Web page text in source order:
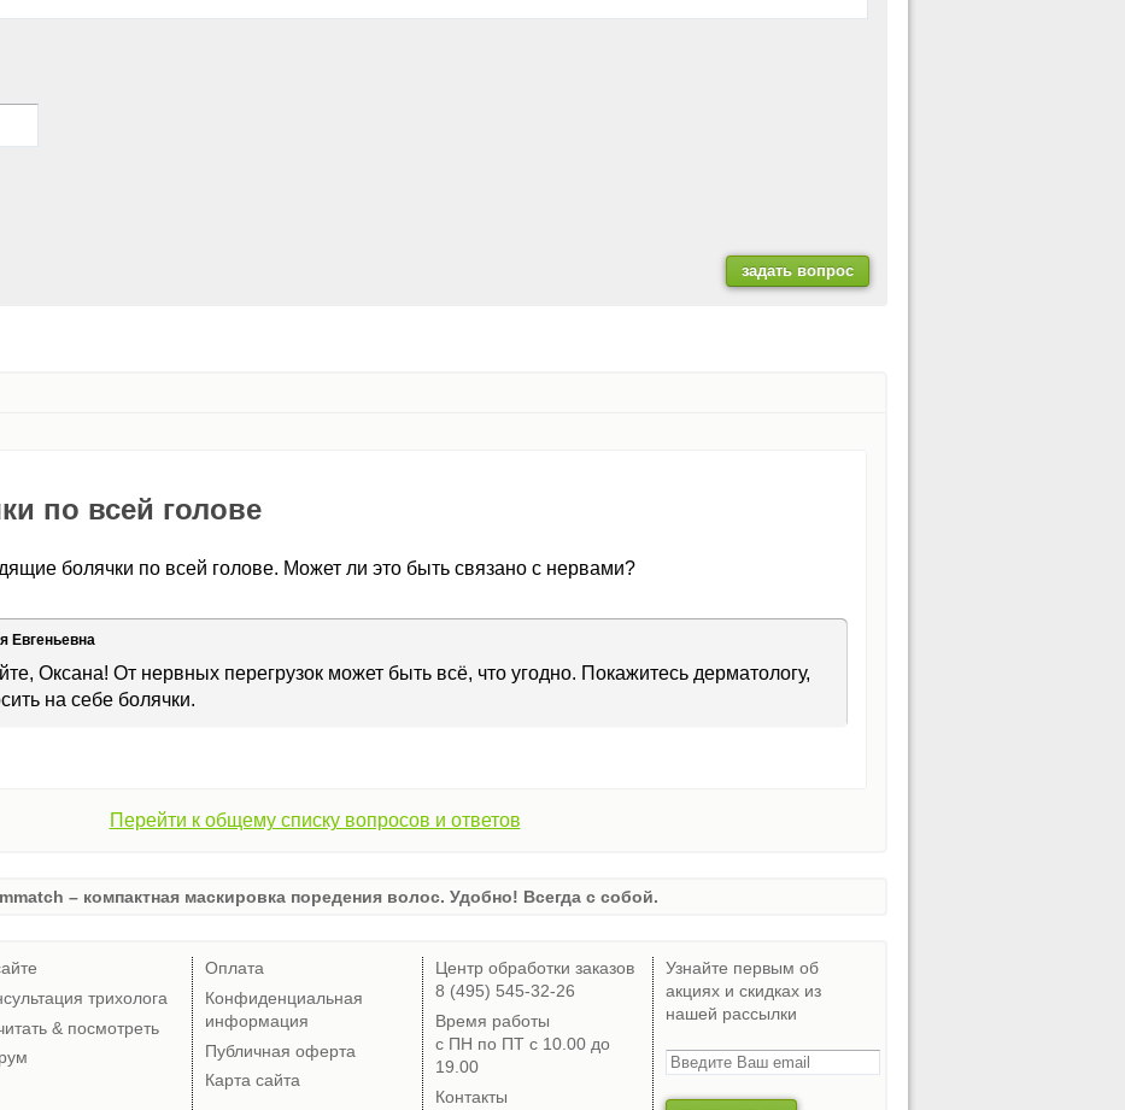
по всей голове
болячки по всей голове. Может ли это быть связано с нервами?
Евгеньевна
Оксана! От нервных перегрузок может быть всё, что угодно. Покажитесь дерматологу,
на себе болячки.
Перейти к общему списку вопросов и ответов
– компактная маскировка поредения волос. Удобно! Всегда с собой.
трихолога
& посмотреть
Оплата
Конфиденциальная
информация
Публичная оферта
Карта сайта
Центр обработки заказов
8 (495) 545-32-26
Время работы
с ПН по ПТ с 10.00 до
19.00
Контакты
Узнайте первым об
акциях и скидках из
нашей рассылки